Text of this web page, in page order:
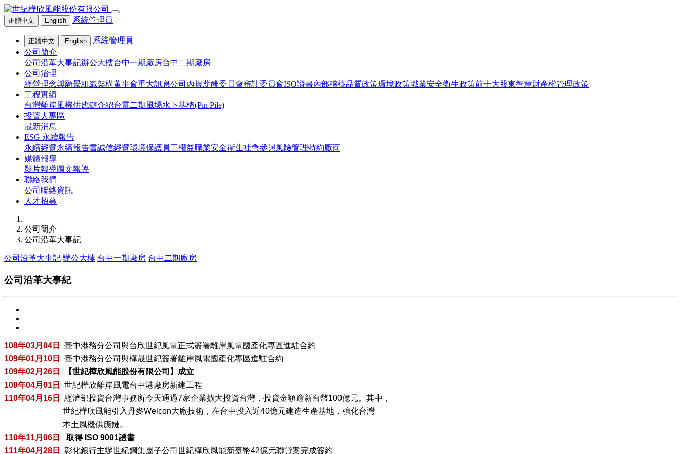
正體中文 English 系統管理員
正體中文 English
系統管理員
公司簡介
公司沿革大事記辦公大樓台中一期廠房台中二期廠房
公司治理
經營理念與願景組織架構董事會重大訊息公司內規薪酬委員會審計委員會ISO證書內部稽核品質政策環境政策職業安全衛生政策前十大股東智慧財產權管理政策
工程實績
台灣離岸風機供應鏈介紹台電二期風場水下基樁(Pin Pile)
投資人專區
最新消息
ESG 永續報告
永續經營永續報告書誠信經營環境保護員工權益職業安全衛生社會參與風險管理特約廠商
媒體報導
影片報導圖文報導
聯絡我們
公司聯絡資訊
人才招募
公司簡介
公司沿革大事記
公司沿革大事記 辦公大樓 台中一期廠房 台中二期廠房
公司沿革大事紀
108年03月04日
臺中港務分公司與台欣世紀風電正式簽署離岸風電國產化專區進駐合約
109年01月10日
臺中港務分公司與樺晟世紀簽署離岸風電國產化專區進駐合約
109年02月26日
【世紀樺欣風能股份有限公司】成立
109年04月01日
世紀樺欣離岸風電台中港廠房新建工程
110年04月16日
經濟部投資台灣事務所今天通過7家企業擴大投資台灣，投資金額逾新台幣100億元。其中，
世紀樺欣風能引入丹麥Welcon大廠技術， 在台中投入近40億元建造生產基地， 強化台灣
本土風機供應鏈。
110年11月06日
取得 ISO 9001證書
111年04月28日 彰化銀行主辦世紀鋼集團子公司世紀樺欣風能新臺幣42億元聯貸案完成簽約